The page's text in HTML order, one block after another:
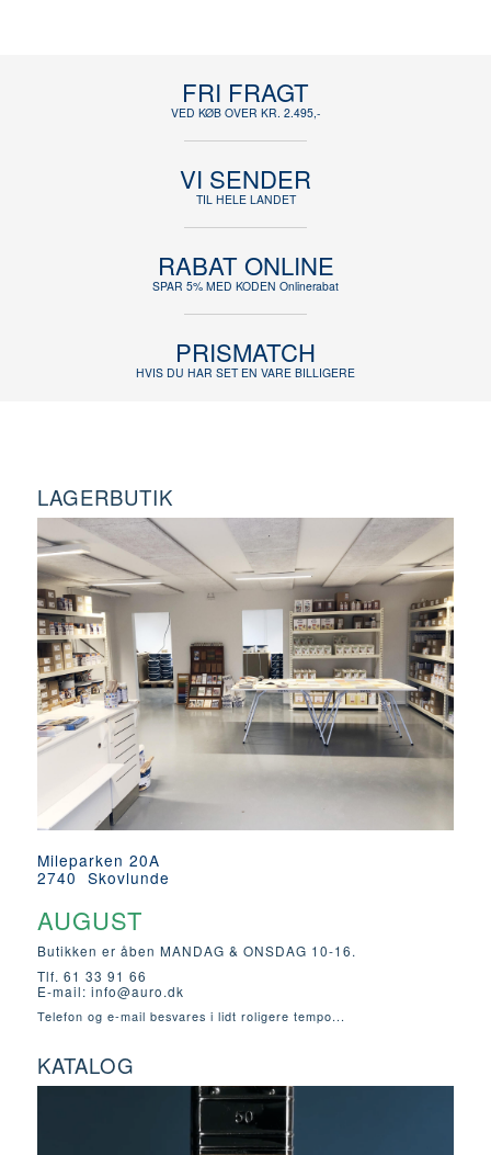
FRI FRAGT
VED KØB OVER KR. 2.495,-
VI SENDER
TIL HELE LANDET
RABAT ONLINE
SPAR 5% MED KODEN Onlinerabat
PRISMATCH
HVIS DU HAR SET EN VARE BILLIGERE
LAGERBUTIK
Mileparken 20A
2740 Skovlunde
AUGUST
Butikken er åben MANDAG & ONSDAG 10-16.
Tlf. 61 33 91 66
E-mail: info@auro.dk
Telefon og e-mail besvares i lidt roligere tempo...
KATALOG